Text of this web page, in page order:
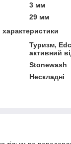
3 мм
29 мм
Туризм,
активний
Stonewash
Нескладні